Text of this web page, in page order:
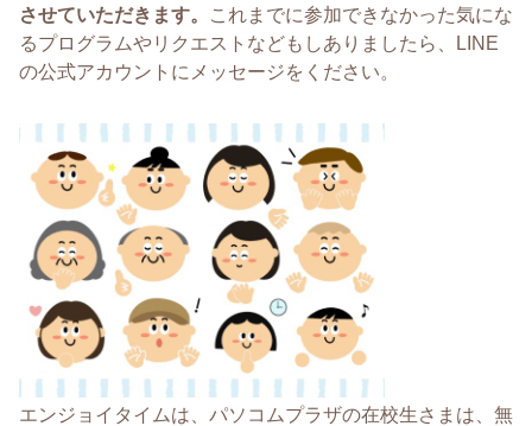
させていただきます。
これまでに参加できなかった気にな
るプログラムやリクエストなどもしありましたら、LINE
の公式アカウントにメッセージをください。
エンジョイタイムは、パソコムプラザの在校生さまは、無